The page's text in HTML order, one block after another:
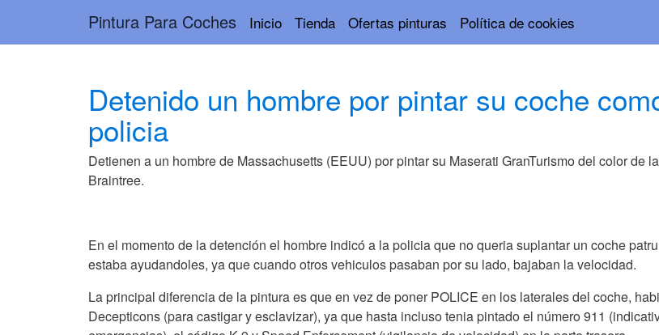
Pintura Para Coches Inicio Tienda Ofertas pinturas Política de cookies
Detenido un hombre por pintar su coche
policia
Detienen a un hombre de Massachusetts (EEUU) por pintar su Maserati GranTurismo del color de
Braintree.
En el momento de la detención el hombre indicó a la policia que no queria suplantar un coche
estaba ayudandoles, ya que cuando otros vehiculos pasaban por su lado, bajaban la velocidad.
La principal diferencia de la pintura es que en vez de poner POLICE en los laterales del coche,
Decepticons (para castigar y esclavizar), ya que hasta incluso tenia pintado el número 911